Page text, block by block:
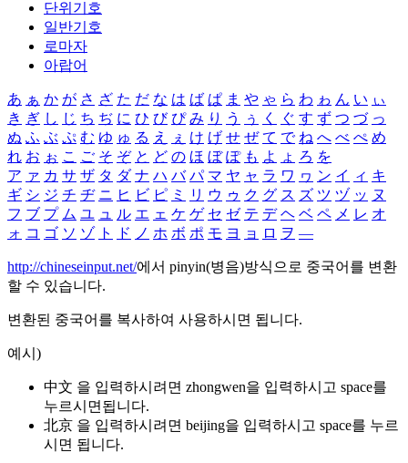
단위기호
일반기호
로마자
아랍어
あ ぁ か が さ ざ た だ な は ば ぱ ま や ゃ ら わ ゎ ん い ぃ
き ぎ し じ ち ぢ に ひ び ぴ み り う ぅ く ぐ す ず つ づ っ
ぬ ふ ぶ ぷ む ゆ ゅ る え ぇ け げ せ ぜ て で ね へ べ ぺ め
れ お ぉ こ ご そ ぞ と ど の ほ ぼ ぽ も よ ょ ろ を
ア ァ カ サ ザ タ ダ ナ ハ バ パ マ ヤ ャ ラ ワ ヮ ン イ ィ キ
ギ シ ジ チ ヂ ニ ヒ ビ ピ ミ リ ウ ゥ ク グ ス ズ ツ ヅ ッ ヌ
フ ブ プ ム ユ ュ ル エ ェ ケ ゲ セ ゼ テ デ ヘ ベ ペ メ レ オ
ォ コ ゴ ソ ゾ ト ド ノ ホ ボ ポ モ ヨ ョ ロ ヲ ―
http://chineseinput.net/에서 pinyin(병음)방식으로 중국어를 변환
할 수 있습니다.
변환된 중국어를 복사하여 사용하시면 됩니다.
예시)
中文 을 입력하시려면 zhongwen을 입력하시고 space를
누르시면됩니다.
北京 을 입력하시려면 beijing을 입력하시고 space를 누르
시면 됩니다.